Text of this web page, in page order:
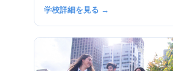
学校詳細を見る →